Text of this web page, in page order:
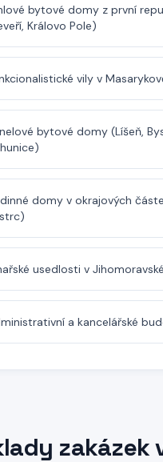
bytové domy z první
Královo Pole)
vily v
bytové domy (Líšeň,
domy v okrajových
usedlosti v
a kancelářské
zakázek